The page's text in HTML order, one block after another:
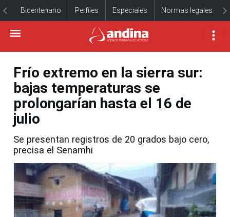
Bicentenario Perfiles Especiales Normas legales
Frío extremo en la sierra sur:
bajas temperaturas se
prolongarían hasta el 16 de
julio
Se presentan registros de 20 grados bajo cero,
precisa el Senamhi